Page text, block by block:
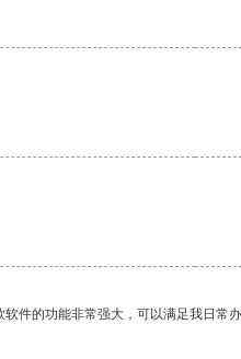
件的功能非常强大，可以满足我日常